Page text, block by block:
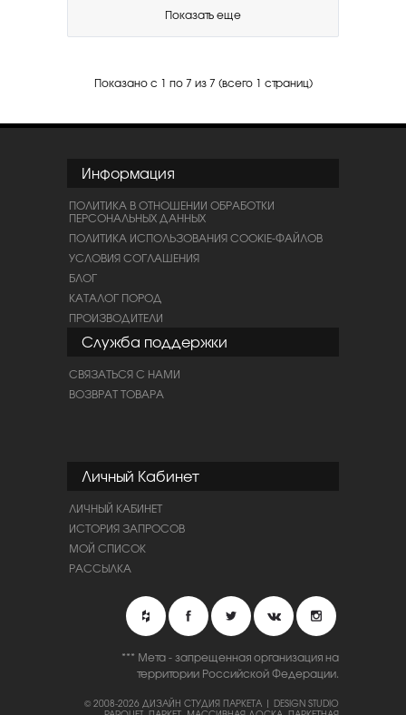
Показать еще
Показано с 1 по 7 из 7 (всего 1 страниц)
Информация
ПОЛИТИКА В ОТНОШЕНИИ ОБРАБОТКИ
ПЕРСОНАЛЬНЫХ ДАННЫХ
ПОЛИТИКА ИСПОЛЬЗОВАНИЯ COOKIE-ФАЙЛОВ
УСЛОВИЯ СОГЛАШЕНИЯ
БЛОГ
КАТАЛОГ ПОРОД
ПРОИЗВОДИТЕЛИ
Служба поддержки
СВЯЗАТЬСЯ С НАМИ
ВОЗВРАТ ТОВАРА
Личный Кабинет
ЛИЧНЫЙ КАБИНЕТ
ИСТОРИЯ ЗАПРОСОВ
МОЙ СПИСОК
РАССЫЛКА
*** Мета - запрещенная организация на
территории Российской Федерации.
© 2008-2026 ДИЗАЙН СТУДИЯ ПАРКЕТА | DESIGN STUDIO